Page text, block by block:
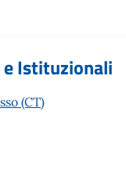
Istituzionali
(CT)